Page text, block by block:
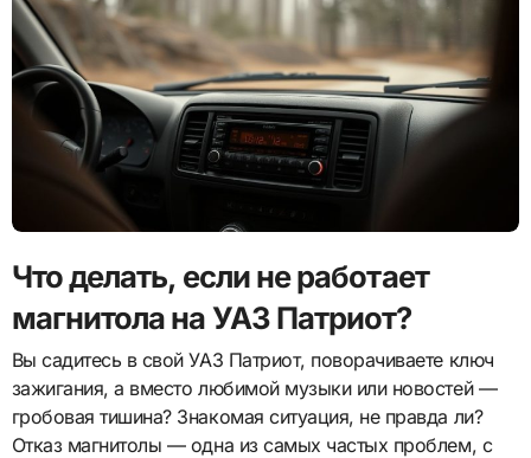
Что делать, если не работает
магнитола на УАЗ Патриот?
Вы садитесь в свой УАЗ Патриот, поворачиваете ключ
зажигания, а вместо любимой музыки или новостей —
гробовая тишина? Знакомая ситуация, не правда ли?
Отказ магнитолы — одна из самых частых проблем, с